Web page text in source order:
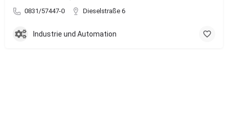
0831/57447-0 Dieselstraße 6
Industrie und Automation